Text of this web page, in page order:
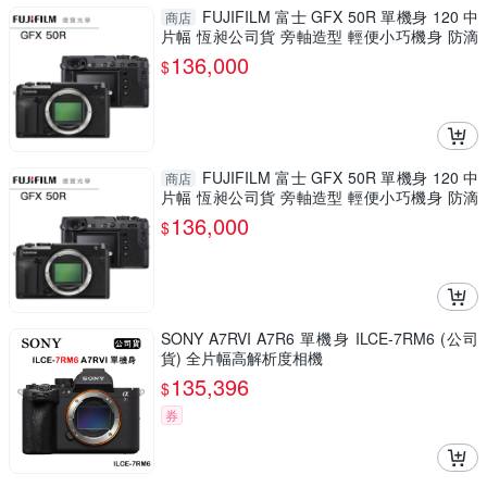
商店
FUJIFILM 富士 GFX 50R 單機身 120 中
片幅 恆昶公司貨 旁軸造型 輕便小巧機身 防滴
防塵 德寶光學
$136,000
商店
FUJIFILM 富士 GFX 50R 單機身 120 中
片幅 恆昶公司貨 旁軸造型 輕便小巧機身 防滴
防塵 德寶光學
$136,000
SONY A7RVI A7R6 單機身 ILCE-7RM6 (公司
貨) 全片幅高解析度相機
$135,396
券